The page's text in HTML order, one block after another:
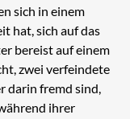
sich in einem
hat, sich auf das
bereist auf einem
zwei verfeindete
darin fremd sind,
ihrer